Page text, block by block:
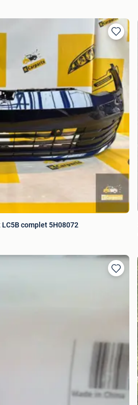
complet 5H08072
Ajouter
favoris
Ajouter